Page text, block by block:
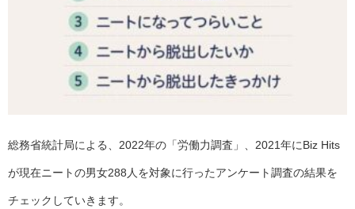
総務省統計局による、2022年の「労働力調査」、2021年にBiz Hits
が現在ニートの男女288人を対象に行ったアンケート調査の結果を
チェックしていきます。